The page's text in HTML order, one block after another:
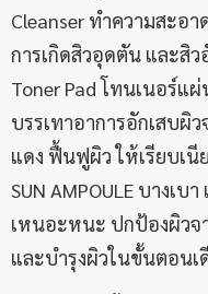
Cleanser ทำความสะอ
การเกิดสิวอุดตัน และสิว
Toner Pad โทนเนอร์แ
บรรเทาอาการอักเสบผิ
แดง ฟื้นฟูผิว ให้เรียบเนี
SUN AMPOULE บางเบ
เหนอะหนะ ปกป้องผิวจ
และบำรุงผิวในขั้นตอนเ